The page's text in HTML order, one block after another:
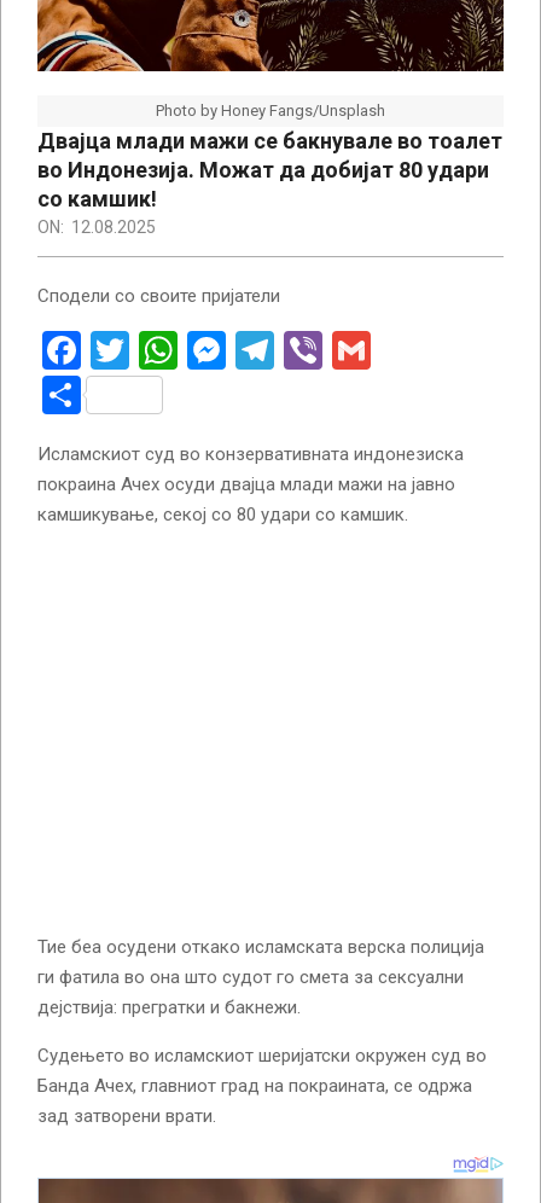
Photo by Honey Fangs/Unsplash
Двајца млади мажи се бакнувале во тоалет
во Индонезија. Можат да добијат 80 удари
со камшик!
ON: 12.08.2025
Сподели со своите пријатели
Facebook
Twitter
WhatsApp
Messenger
Telegram
Viber
Share
Исламскиот суд во конзервативната индонезиска
покраина Ачех осуди двајца млади мажи на јавно
камшикување, секој со 80 удари со камшик.
Тие беа осудени откако исламската верска полиција
ги фатила во она што судот го смета за сексуални
дејствија: прегратки и бакнежи.
Судењето во исламскиот шеријатски окружен суд во
Банда Ачех, главниот град на покраината, се одржа
зад затворени врати.